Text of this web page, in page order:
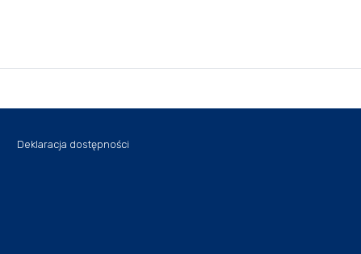
Deklaracja dostępności